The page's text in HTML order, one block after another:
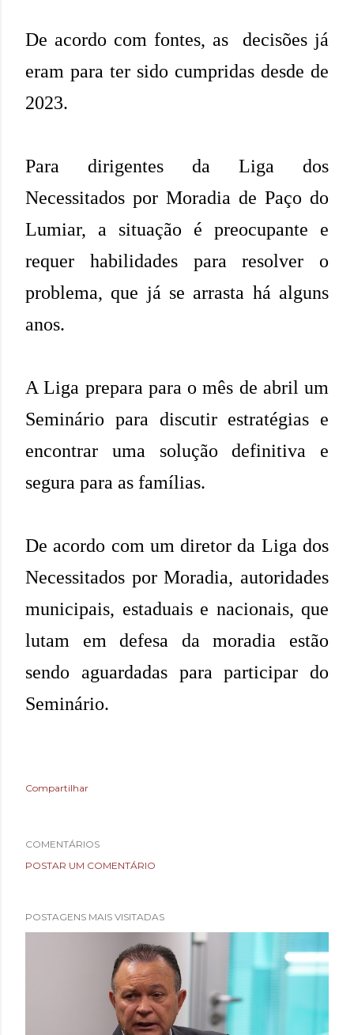
De acordo com fontes, as decisões já
eram para ter sido cumpridas desde de
2023.
Para dirigentes da Liga dos
Necessitados por Moradia de Paço do
Lumiar, a situação é preocupante e
requer habilidades para resolver o
problema, que já se arrasta há alguns
anos.
A Liga prepara para o mês de abril um
Seminário para discutir estratégias e
encontrar uma solução definitiva e
segura para as famílias.
De acordo com um diretor da Liga dos
Necessitados por Moradia, autoridades
municipais, estaduais e nacionais, que
lutam em defesa da moradia estão
sendo aguardadas para participar do
Seminário.
Compartilhar
COMENTÁRIOS
POSTAR UM COMENTÁRIO
POSTAGENS MAIS VISITADAS